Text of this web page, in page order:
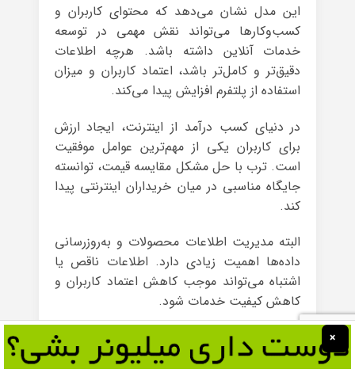
این مدل نشان می‌دهد که محتوای کاربران و
کسب‌وکارها می‌تواند نقش مهمی در توسعه
خدمات آنلاین داشته باشد. هرچه اطلاعات
دقیق‌تر و کامل‌تر باشد، اعتماد کاربران و میزان
استفاده از پلتفرم افزایش پیدا می‌کند.
در دنیای کسب درآمد از اینترنت، ایجاد ارزش
برای کاربران یکی از مهم‌ترین عوامل موفقیت
است. ترب با حل مشکل مقایسه قیمت، توانسته
جایگاه مناسبی در میان خریداران اینترنتی پیدا
کند.
البته مدیریت اطلاعات محصولات و به‌روزرسانی
داده‌ها اهمیت زیادی دارد. اطلاعات ناقص یا
اشتباه می‌تواند موجب کاهش اعتماد کاربران و
کاهش کیفیت خدمات شود.
تجربه ترب نشان می‌دهد که یک پلتفرم می‌تواند
با استفاده از اطلاعات ایجاد شده توسط دیگران،
×